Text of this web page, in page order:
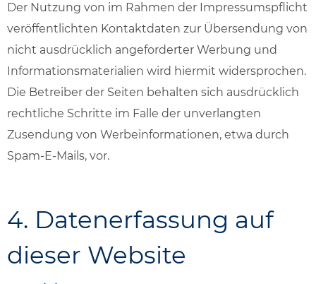
Der Nutzung von im Rahmen der Impressumspflicht
veröffentlichten Kontaktdaten zur Übersendung von
nicht ausdrücklich angeforderter Werbung und
Informationsmaterialien wird hiermit widersprochen.
Die Betreiber der Seiten behalten sich ausdrücklich
rechtliche Schritte im Falle der unverlangten
Zusendung von Werbeinformationen, etwa durch
Spam-E-Mails, vor.
4. Datenerfassung auf
dieser Website